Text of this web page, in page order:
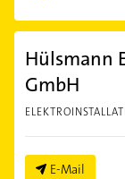
Hülsmann
GmbH
E-Mail